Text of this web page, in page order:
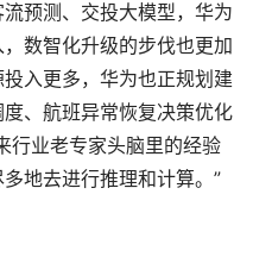
预测、交投大模型，华为
数智化升级的步伐也更加
入更多，华为也正规划建
、航班异常恢复决策优化
行业老专家头脑里的经验
地去进行推理和计算。”